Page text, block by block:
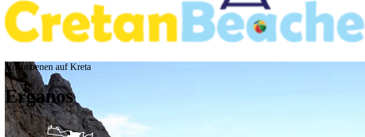
Hochebenen auf Kreta
Erganos